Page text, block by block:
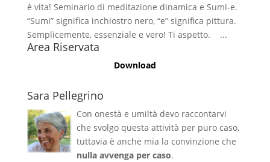
è vita! Seminario di meditazione dinamica e Sumi-e.
“Sumi” significa inchiostro nero, “e” significa pittura.
Semplicemente, essenziale e vero! Ti aspetto. ...
Area Riservata
Download
Sara Pellegrino
Con onestà e umiltà devo raccontarvi
che svolgo questa attività per puro caso,
tuttavia è anche mia la convinzione che
nulla avvenga per caso.